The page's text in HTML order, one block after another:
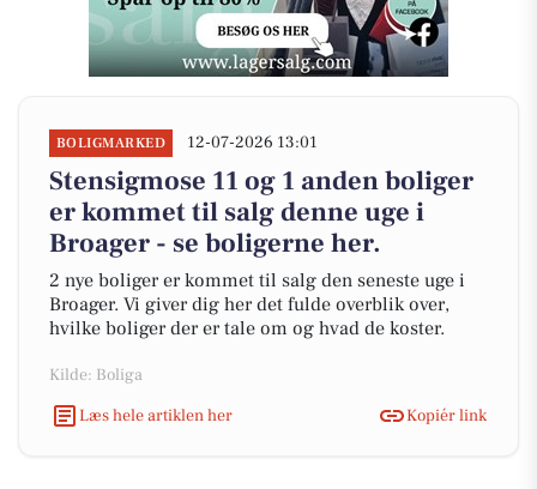
BOLIGMARKED 12-07-2026 13:01
Stensigmose 11 og 1 anden boliger
er kommet til salg denne uge i
Broager - se boligerne her.
2 nye boliger er kommet til salg den seneste uge i
Broager. Vi giver dig her det fulde overblik over,
hvilke boliger der er tale om og hvad de koster.
Kilde: Boliga
Læs hele artiklen her
Kopiér link